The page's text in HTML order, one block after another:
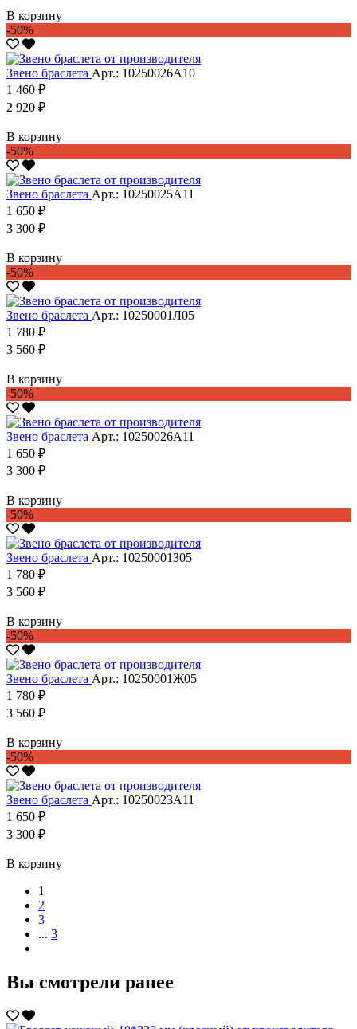
В корзину
-50%
Звено браслета Арт.: 10250026А10
1 460 ₽
2 920 ₽
В корзину
-50%
Звено браслета Арт.: 10250025А11
1 650 ₽
3 300 ₽
В корзину
-50%
Звено браслета Арт.: 10250001Л05
1 780 ₽
3 560 ₽
В корзину
-50%
Звено браслета Арт.: 10250026А11
1 650 ₽
3 300 ₽
В корзину
-50%
Звено браслета Арт.: 10250001З05
1 780 ₽
3 560 ₽
В корзину
-50%
Звено браслета Арт.: 10250001Ж05
1 780 ₽
3 560 ₽
В корзину
-50%
Звено браслета Арт.: 10250023А11
1 650 ₽
3 300 ₽
В корзину
1
2
3
... 3
Вы смотрели ранее